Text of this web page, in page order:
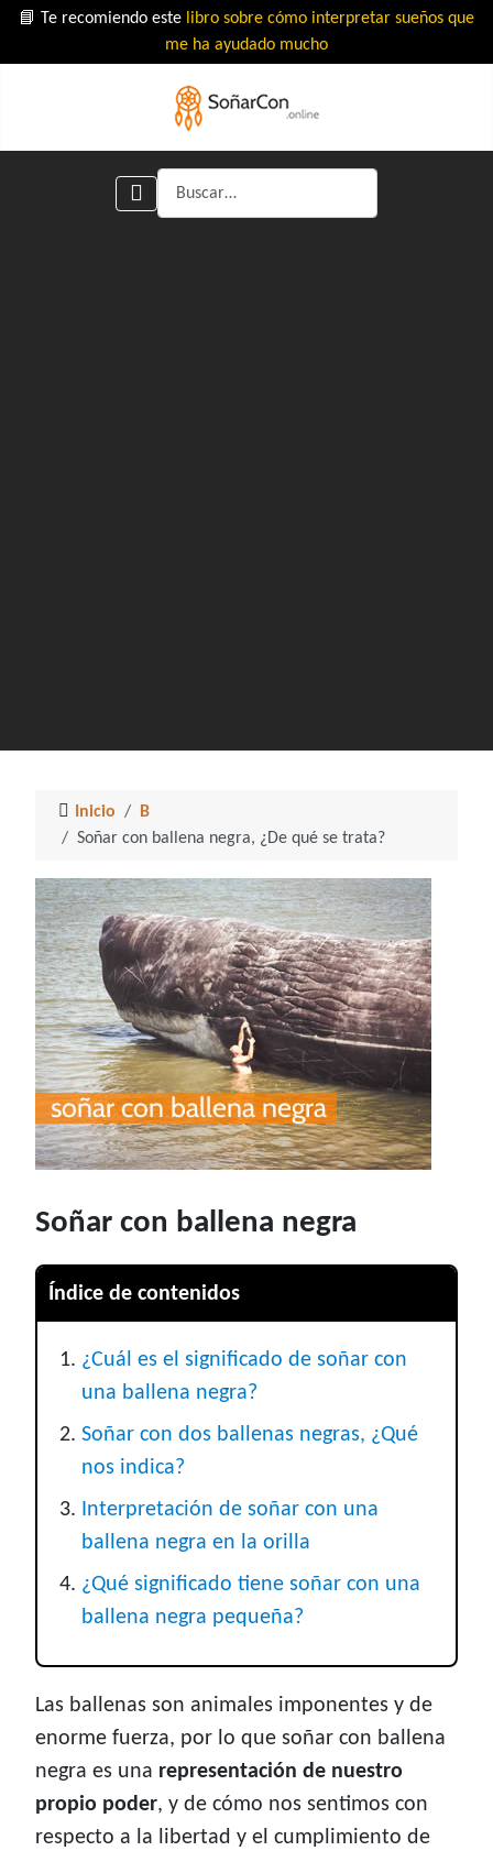
📘 Te recomiendo este libro sobre cómo interpretar sueños que
me ha ayudado mucho
Buscar
Inicio
B
Soñar con ballena negra, ¿De qué se trata?
Soñar con ballena negra
Índice de contenidos
¿Cuál es el significado de soñar con
una ballena negra?
Soñar con dos ballenas negras, ¿Qué
nos indica?
Interpretación de soñar con una
ballena negra en la orilla
¿Qué significado tiene soñar con una
ballena negra pequeña?
Las ballenas son animales imponentes y de
enorme fuerza, por lo que soñar con ballena
negra es una representación de nuestro
propio poder, y de cómo nos sentimos con
respecto a la libertad y el cumplimiento de